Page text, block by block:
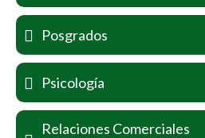
Posgrados
Psicología
Relaciones Comerciales